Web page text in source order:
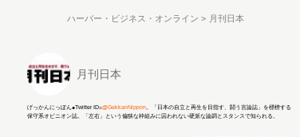
ハーバー・ビジネス・オンライン 月刊日本
月刊日本
げっかんにっぽん●Twitter ID=@GekkanNippon 。「日本の自立と再生を目指す、闘う言論誌」を標榜する
保守系オピニオン誌。「左右」という偏狭な枠組みに囚われない硬派な論調とスタンスで知られる。